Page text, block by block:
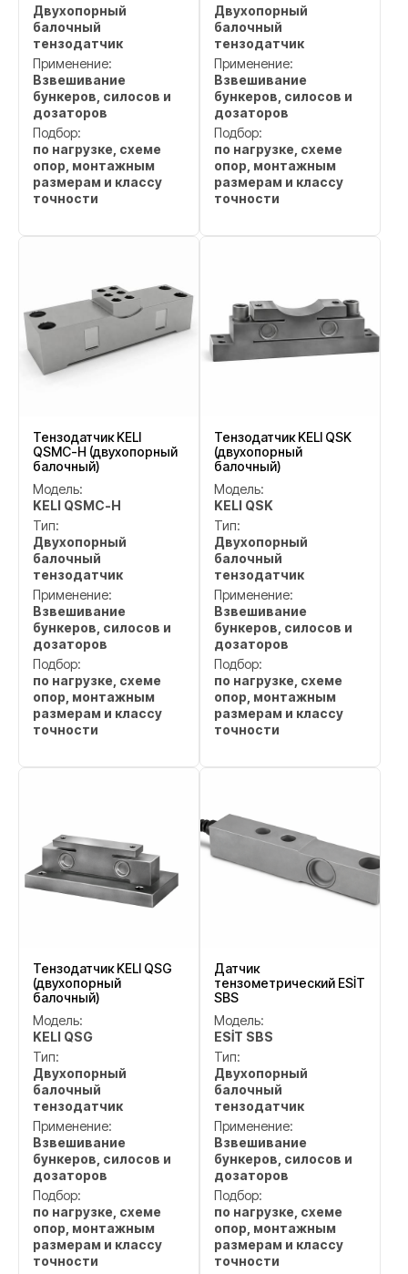
Двухопорный
балочный
тензодатчик
Применение:
Взвешивание
бункеров, силосов и
дозаторов
Подбор:
по нагрузке, схеме
опор, монтажным
размерам и классу
точности
Двухопорный
балочный
тензодатчик
Применение:
Взвешивание
бункеров, силосов и
дозаторов
Подбор:
по нагрузке, схеме
опор, монтажным
размерам и классу
точности
Тензодатчик KELI
QSMC-H (двухопорный
балочный)
Модель:
KELI QSMC-H
Тип:
Двухопорный
балочный
тензодатчик
Применение:
Взвешивание
бункеров, силосов и
дозаторов
Подбор:
по нагрузке, схеме
опор, монтажным
размерам и классу
точности
Тензодатчик KELI QSK
(двухопорный
балочный)
Модель:
KELI QSK
Тип:
Двухопорный
балочный
тензодатчик
Применение:
Взвешивание
бункеров, силосов и
дозаторов
Подбор:
по нагрузке, схеме
опор, монтажным
размерам и классу
точности
Тензодатчик KELI QSG
(двухопорный
балочный)
Модель:
KELI QSG
Тип:
Двухопорный
балочный
тензодатчик
Применение:
Взвешивание
бункеров, силосов и
дозаторов
Подбор:
по нагрузке, схеме
опор, монтажным
размерам и классу
точности
Датчик
тензометрический ESİT
SBS
Модель:
ESİT SBS
Тип:
Двухопорный
балочный
тензодатчик
Применение:
Взвешивание
бункеров, силосов и
дозаторов
Подбор:
по нагрузке, схеме
опор, монтажным
размерам и классу
точности